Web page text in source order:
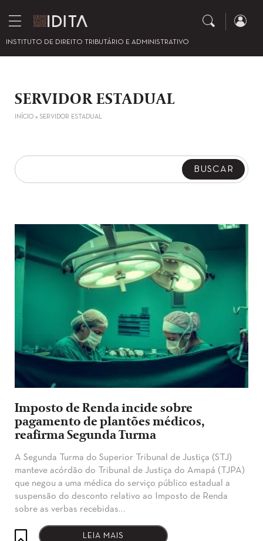
INSTITUTO DE DIREITO TRIBUTÁRIO E ADMINISTRATIVO
SERVIDOR ESTADUAL
INÍCIO » SERVIDOR ESTADUAL
Imposto de Renda incide sobre
pagamento de plantões médicos,
reafirma Segunda Turma
​A Segunda Turma do Superior Tribunal de Justiça (STJ)
manteve acórdão do Tribunal de Justiça do Amapá (TJPA)
que negou a uma médica do serviço público estadual a
suspensão do desconto relativo ao Imposto de Renda
sobre as verbas recebidas…
LEIA MAIS